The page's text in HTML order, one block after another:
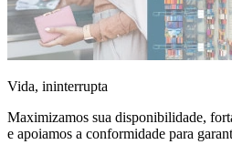
Vida, ininterrupta
Maximizamos sua disponibilidade,
e apoiamos a conformidade para